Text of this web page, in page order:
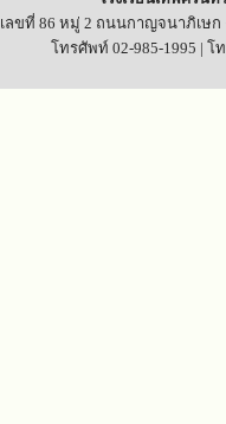
เลขที่ 86 หมู่ 2 ถนนกาญจนาภิเษก
โทรศัพท์ 02-985-1995 | โ